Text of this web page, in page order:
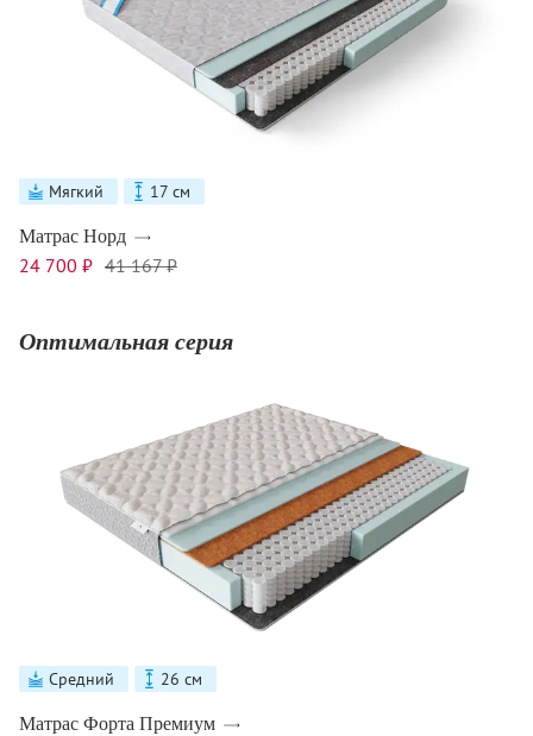
Мягкий 17 см
Матрас Норд
24 700 ₽ 41 167 ₽
Оптимальная серия
Средний 26 см
Матрас Форта Премиум